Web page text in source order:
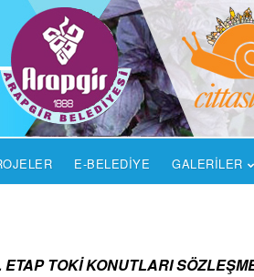
E-BELEDİYE GALERİLER
ETAP TOKİ KONUTLARI